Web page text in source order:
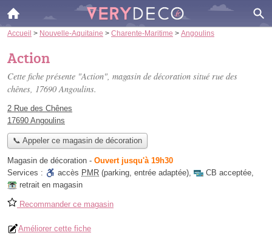
Accueil > Nouvelle-Aquitaine > Charente-Maritime > Angoulins
Action
Cette fiche présente "Action", magasin de décoration situé rue des
chênes, 17690 Angoulins.
2 Rue des Chênes
17690 Angoulins
📞 Appeler ce magasin de décoration
Magasin de décoration - Ouvert jusqu'à 19h30
Services :
accès PMR (parking, entrée adaptée), CB acceptée,
retrait en magasin
Recommander ce magasin
Améliorer cette fiche